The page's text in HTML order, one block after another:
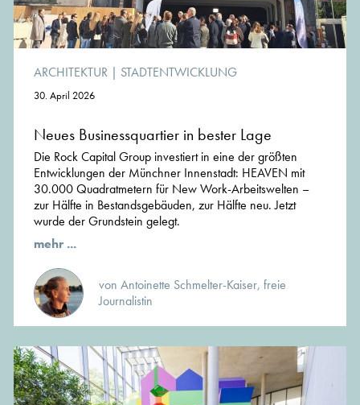
ARCHITEKTUR | STADTENTWICKLUNG
30. April 2026
Neues Businessquartier in bester Lage
Die Rock Capital Group investiert in eine der größten
Entwicklungen der Münchner Innenstadt: HEAVEN mit
30.000 Quadratmetern für New Work-Arbeitswelten –
zur Hälfte in Bestandsgebäuden, zur Hälfte neu. Jetzt
wurde der Grundstein gelegt.
mehr ...
von Antoinette Schmelter-Kaiser, freie
Journalistin